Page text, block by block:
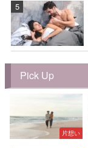
Pick Up
片想い